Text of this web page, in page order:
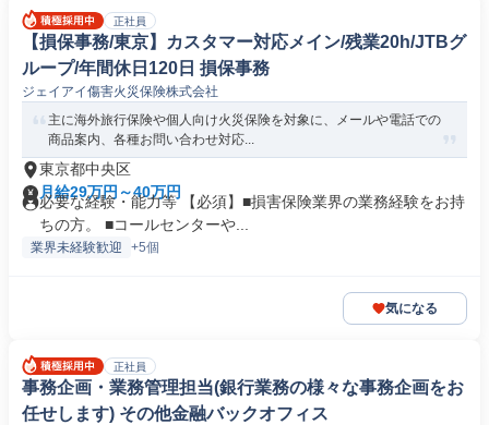
正社員
【損保事務/東京】カスタマー対応メイン/残業20h/JTBグ
ループ/年間休日120日 損保事務
ジェイアイ傷害火災保険株式会社
主に海外旅行保険や個人向け火災保険を対象に、メールや電話での
商品案内、各種お問い合わせ対応...
東京都中央区
月給29万円～40万円
必要な経験・能力等 【必須】■損害保険業界の業務経験をお持
ちの方。 ■コールセンターや...
業界未経験歓迎 +5個
気になる
正社員
事務企画・業務管理担当(銀行業務の様々な事務企画をお
任せします) その他金融バックオフィス